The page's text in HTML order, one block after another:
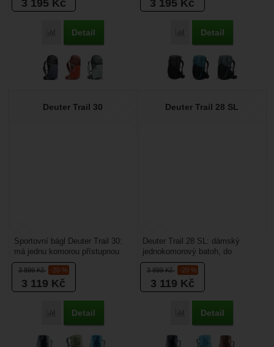
3 195 Kč
Porovnat
Detail
3 195 Kč
Porovnat
Detail
Deuter Trail 30
3 899Kč -20 %
3 119 Kč
Porovnat
Detail
Sportovní bágl Deuter Trail 30:
má jednu komorou přístupnou
z vrchní části + přes rozměrný
otvor zipem....
Deuter Trail 28 SL
3 899Kč -20 %
3 119 Kč
Porovnat
Detail
Deuter Trail 28 SL: dámský
jednokomorový batoh, do
komory je přístup z vrchu přes
šňůrku nebo přes rozměrný...